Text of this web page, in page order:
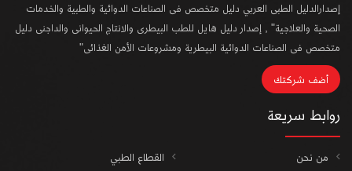
إصدارالدليل الطبى العربي دليل متخصص فى الصناعات الدوائية والطبية والخدمات
الصحية والعلاجية" , إصدار دليل هايل للطب البيطرى والانتاج الحيوانى والداجنى دليل
متخصص فى الصناعات الدوائية البيطرية ومشروعات الأمن الغذائى"
أضف شركتك
روابط سريعة
من نحن القطاع الطبي